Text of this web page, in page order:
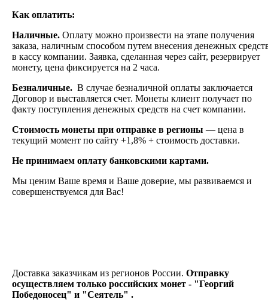
Как оплатить:
Наличные. Оплату можно произвести на этапе получения
заказа, наличным способом путем внесения денежных
в кассу компании. Заявка, сделанная через сайт, резервирует
монету, цена фиксируется на 2 часа.
Безналичные. В случае безналичной оплаты заключается
Договор и выставляется счет. Монеты клиент получает по
факту поступления денежных средств на счет компании.
Стоимость монеты при отправке в регионы — цена в
текущий момент по сайту +1,8% + стоимость доставки.
Не принимаем оплату банковскими картами.
Мы ценим Ваше время и Ваше доверие, мы развиваемся и
совершенствуемся для Вас!
Доставка заказчикам из регионов России. Отправку
осуществляем только российских монет - "Георгий
Победоносец" и "Сеятель" .